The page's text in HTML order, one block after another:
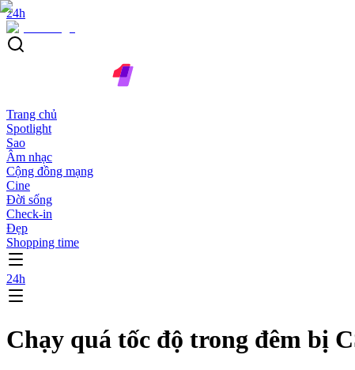
24h
Trang chủ
Spotlight
Sao
Âm nhạc
Cộng đồng mạng
Cine
Đời sống
Check-in
Đẹp
Shopping time
24h
Chạy quá tốc độ trong đêm bị